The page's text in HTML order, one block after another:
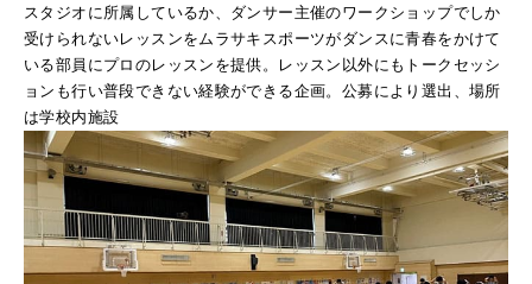
スタジオに所属しているか、ダンサー主催のワークショップでしか
受けられないレッスンをムラサキスポーツがダンスに青春をかけて
いる部員にプロのレッスンを提供。レッスン以外にもトークセッシ
ョンも行い普段できない経験ができる企画。公募により選出、場所
は学校内施設